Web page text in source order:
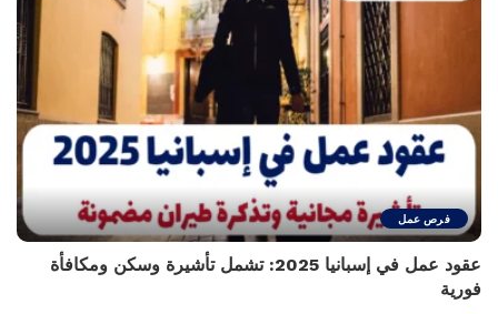
فرص عمل
عقود عمل في إسبانيا 2025: تشمل تأشيرة وسكن ومكافأة
فورية